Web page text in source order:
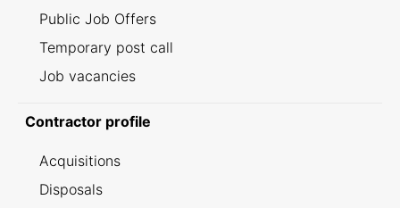
Public Job Offers
Temporary post call
Job vacancies
Contractor profile
Acquisitions
Disposals